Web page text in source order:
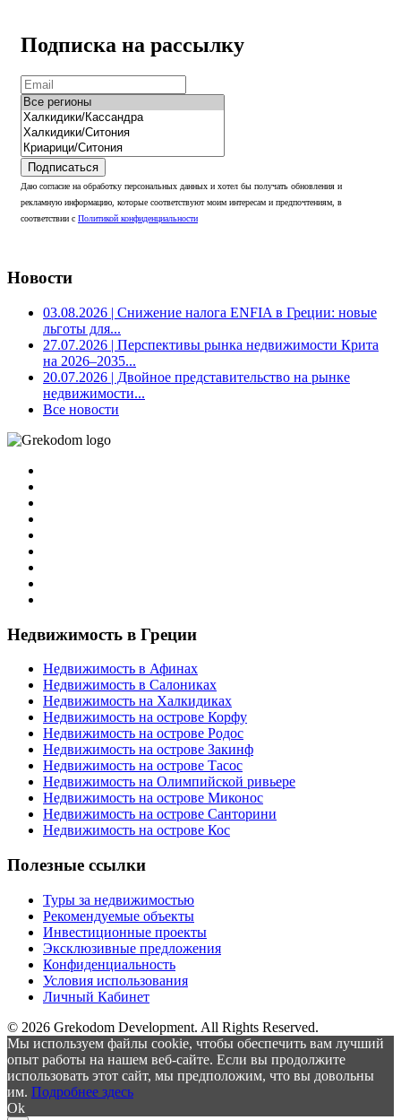
Подписка на рассылку
Подписаться
Даю согласие на обработку персональных данных и хотел бы получать обновления и
рекламную информацию, которые соответствуют моим интересам и предпочтениям, в
соответствии с Политикой конфиденциальности
Новости
03.08.2026 | Снижение налога ENFIA в Греции: новые
льготы для...
27.07.2026 | Перспективы рынка недвижимости Крита
на 2026–2035...
20.07.2026 | Двойное представительство на рынке
недвижимости...
Все новости
Недвижимость в Греции
Недвижимость в Афинах
Недвижимость в Салониках
Недвижимость на Халкидиках
Недвижимость на острове Корфу
Недвижимость на острове Родос
Недвижимость на острове Закинф
Недвижимость на острове Тасос
Недвижимость на Олимпийской ривьере
Недвижимость на острове Миконос
Недвижимость на острове Санторини
Недвижимость на острове Кос
Полезные ссылки
Туры за недвижимостью
Рекомендуемые объекты
Инвестиционные проекты
Эксклюзивные предложения
Конфиденциальность
Условия использования
Личный Кабинет
© 2026 Grekodom Development. All Rights Reserved.
Мы используем файлы cookie, чтобы обеспечить вам лучший
опыт работы на нашем веб-сайте. Если вы продолжите
использовать этот сайт, мы предположим, что вы довольны
им. Подробнее здесь
Ok